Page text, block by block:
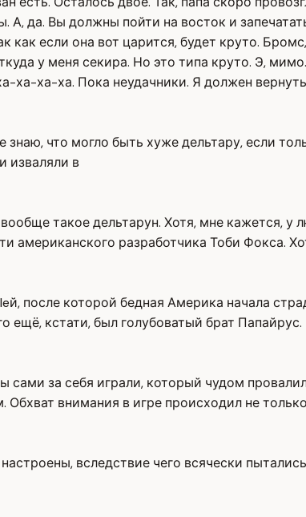
А, да. Вы должны пойти на восток и
как если она вот царится, будет круто.
у меня секира. Но это типа круто. Э,
ха-ха-ха. Пока неудачники. Я должен
что могло быть хуже дельтару, если
изваляли в
такое дельтарун. Хотя, мне кажется,
американского разработчика Тоби Фокса.
после которой бедная Америка начала
ещё, кстати, был голубоватый брат Папайрус.
за себя играли, который чудом
внимания в игре происходил не
вследствие чего всячески